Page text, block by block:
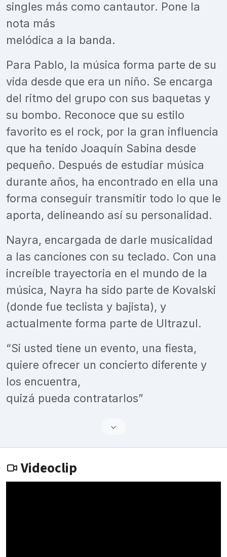
singles más como cantautor. Pone la
nota más
melódica a la banda.
Para Pablo, la música forma parte de su
vida desde que era un niño. Se encarga
del ritmo del grupo con sus baquetas y
su bombo. Reconoce que su estilo
favorito es el rock, por la gran influencia
que ha tenido Joaquín Sabina desde
pequeño. Después de estudiar música
durante años, ha encontrado en ella una
forma conseguir transmitir todo lo que le
aporta, delineando así su personalidad.
Nayra, encargada de darle musicalidad
a las canciones con su teclado. Con una
increíble trayectoria en el mundo de la
música, Nayra ha sido parte de Kovalski
(donde fue teclista y bajista), y
actualmente forma parte de Ultrazul.
“Si usted tiene un evento, una fiesta,
quiere ofrecer un concierto diferente y
los encuentra,
quizá pueda contratarlos”
Videoclip